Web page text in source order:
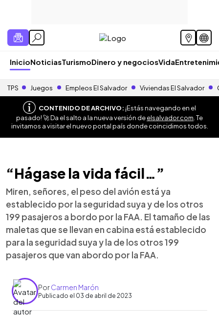
InicioNoticiasTurismoDinero y negociosVida
TPS Juegos Empleos El Salvador Viviendas El Salvador
CONTENIDO DE ARCHIVO:¡Estás navegando en el
pasado! 🚀 Da el salto a la nueva versión deelsalvador.com . Te
invitamos a visitar el nuevo portal país donde coincidimos todos.
“Hágase la vida fácil…”
Miren, señores, el peso del avión está ya
establecido por la seguridad suya y de los otros
199 pasajeros a bordo por la FAA. El tamaño de las
maletas que se llevan en cabina está establecido
para la seguridad suya y la de los otros 199
pasajeros que van abordo por la FAA.
PorCarmen Marón
Publicado el 03 de abril de 2023